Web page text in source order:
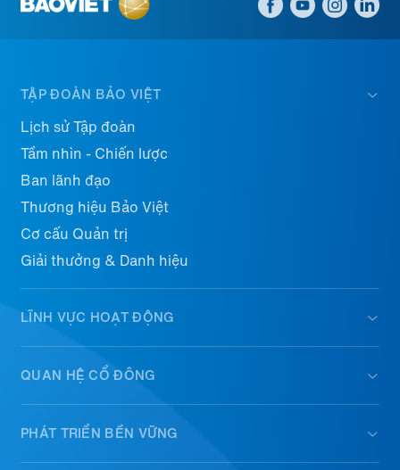
TẬP ĐOÀN BẢO VIỆT
Lịch sử Tập đoàn
Tầm nhìn - Chiến lược
Ban lãnh đạo
Thương hiệu Bảo Việt
Cơ cấu Quản trị
Giải thưởng & Danh hiệu
LĨNH VỰC HOẠT ĐỘNG
QUAN HỆ CỔ ĐÔNG
PHÁT TRIỂN BỀN VỮNG